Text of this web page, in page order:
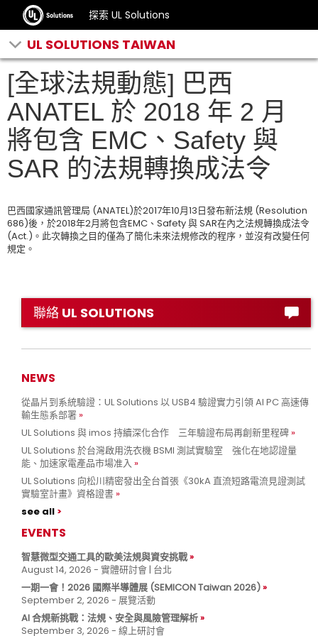
探索 UL Solutions
UL SOLUTIONS TAIWAN
[全球法規動態] 巴西
ANATEL 於 2018 年 2 月
將包含 EMC、Safety 與
SAR 的法規轉換成法令
巴西國家通訊管理局 (ANATEL)於2017年10月13日發布新法規 (Resolution
686)後，於2018年2月將包含EMC、Safety 與 SAR在內之法規轉換成法令
(Act.)。此次轉換之目的僅為了簡化未來法規修改的程序，並沒有改變任何
規定。
聯絡 UL SOLUTIONS
NEWS
從晶片到系統驗證：UL Solutions 以 USB4 驗證實力引領 AI PC 高速傳
輸生態系部署
UL Solutions 與 imos 持續深化合作 三年驗證布局再創新里程碑
UL Solutions 於台灣啟用洗衣機 BSMI 測試實驗室 強化在地認證量
能、加速家電產品市場准入
UL Solutions 向松川精密發出全台首張《30kA 直流短路電流見證測試
實驗室計畫》資格證書
see all
EVENTS
智慧微型交通工具的歐美法規與資安挑戰
August 14, 2026 - 實體研討會 | 台北
一期一會！2026 國際半導體展 (SEMICON Taiwan 2026)
September 2, 2026 - 展覽活動
AI 合規新挑戰：法規、安全與風險管理解析
September 3, 2026 - 線上研討會